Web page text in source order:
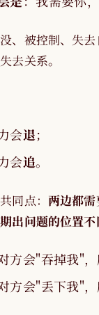
、被控制、失
去关系。
会退；
会追。
同点： 两边都
出问题的位置不
方会"吞掉我"，
方会"丢下我"，